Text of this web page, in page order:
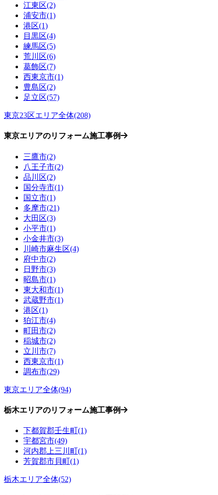
江東区(2)
浦安市(1)
港区(1)
目黒区(4)
練馬区(5)
荒川区(6)
葛飾区(7)
西東京市(1)
豊島区(2)
足立区(57)
東京23区エリア全体(208)
東京エリアのリフォーム施工事例
三鷹市(2)
八王子市(2)
品川区(2)
国分寺市(1)
国立市(1)
多摩市(21)
大田区(3)
小平市(1)
小金井市(3)
川崎市麻生区(4)
府中市(2)
日野市(3)
昭島市(1)
東大和市(1)
武蔵野市(1)
港区(1)
狛江市(4)
町田市(2)
稲城市(2)
立川市(7)
西東京市(1)
調布市(29)
東京エリア全体(94)
栃木エリアのリフォーム施工事例
下都賀郡壬生町(1)
宇都宮市(49)
河内郡上三川町(1)
芳賀郡市貝町(1)
栃木エリア全体(52)